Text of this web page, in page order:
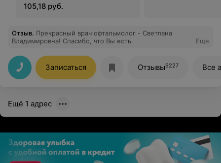
105,18 руб.
Отзыв. Прекрасный врач офтальмолог - Светлана
Владимировна! Спасибо, что Вы есть.
Еще
Записаться Отзывы9227 Все
Ещё 1 адрес